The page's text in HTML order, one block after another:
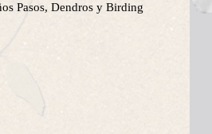
Pasos, Dendros y Birding